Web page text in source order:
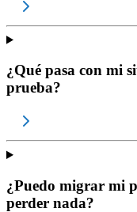
¿Qué pasa con mi
prueba?
¿Puedo migrar mi
perder nada?